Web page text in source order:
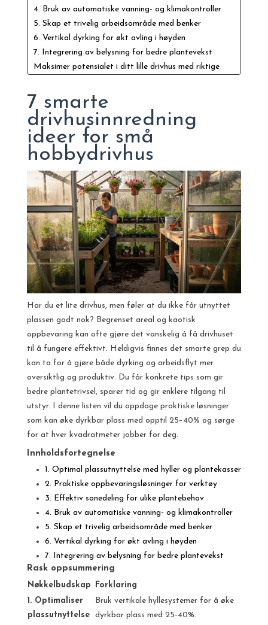
4. Bruk av automatiske vanning- og klimakontroller
5. Skap et trivelig arbeidsområde med benker
6. Vertikal dyrking for økt avling i høyden
7. Integrering av belysning for bedre plantevekst
Maksimer potensialet i ditt lille drivhus med riktige
Ofte stilte spørsmål
Anbefaling
7 smarte
drivhusinnredning
ideer for små
hobbydrivhus
Har du et lite drivhus, men føler at du ikke får utnyttet
plassen godt nok? Begrenset areal og kaotisk
oppbevaring kan ofte gjøre det vanskelig å få drivhuset
til å fungere effektivt. Heldigvis finnes det smarte grep du
kan ta for å gjøre både dyrking og arbeidsflyt mer
oversiktlig og produktiv. Du får konkrete tips som gir
bedre plantetrivsel, sparer tid og gir enklere tilgang til
utstyr. I denne listen vil du oppdage praktiske løsninger
som kan øke dyrkbar plass med opptil 25–40% og sørge
for at hver kvadratmeter jobber for deg.
Innholdsfortegnelse
1. Optimal plassutnyttelse med hyller og plantekasser
2. Praktiske oppbevaringsløsninger for verktøy
3. Effektiv sonedeling for ulike plantebehov
4. Bruk av automatiske vanning- og klimakontroller
5. Skap et trivelig arbeidsområde med benker
6. Vertikal dyrking for økt avling i høyden
7. Integrering av belysning for bedre plantevekst
Rask oppsummering
Nøkkelbudskap
Forklaring
1. Optimaliser
plassutnyttelse
Bruk vertikale hyllesystemer for å øke
dyrkbar plass med 25-40%.